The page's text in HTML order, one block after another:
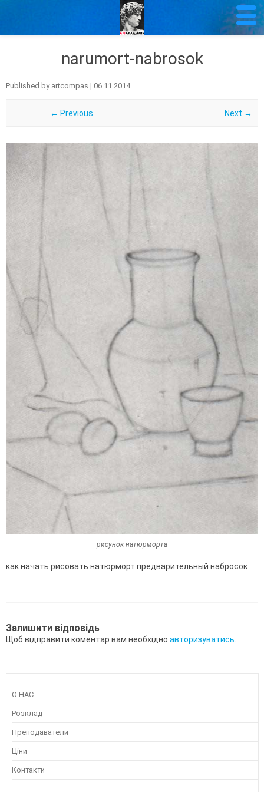
narumort-nabrosok
Published by artcompas | 06.11.2014
← Previous Next →
рисунок натюрморта
как начать рисовать натюрморт предварительный набросок
Залишити відповідь
Щоб відправити коментар вам необхідно авторизуватись.
О НАС
Розклад
Преподаватели
Ціни
Контакти